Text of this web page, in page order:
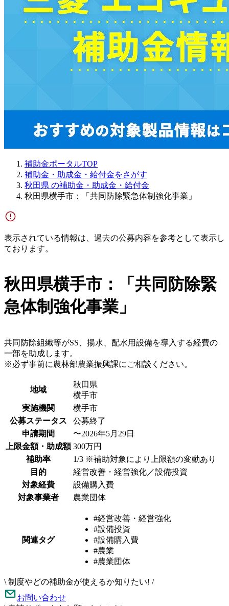
補助金ポータルTOP
補助金・助成金・給付金をさがす
秋田県 の補助金・助成金・給付金
秋田県横手市：「共同防除緊急体制強化事業」
表示されている情報は、過去の公募内容を参考として表示し
ております。
秋田県横手市：「共同防除緊
急体制強化事業」
共同防除組織等がSS、揚水、配水用設備を導入する経費の
一部を助成します。
※必ず事前に農林部農業振興課にご相談ください。
地域
秋田県
横手市
実施機関
横手市
公募ステータス
公募終了
申請期間
〜2026年5月29日
上限金額・助成額 300万円
補助率
1/3 ※補助対象により上限額の変動あり
目的
経営改善・経営強化／設備投資
対象経費
設備購入費
対象事業者
農業団体
関連タグ
#経営改善・経営強化
#設備投資
#設備購入費
#農業
#農業団体
\ 制度やどの補助金が使えるか知りたい! /
お問い合わせ